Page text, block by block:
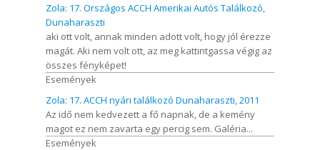
Zola: 17. Országos ACCH Amerikai Autós Találkozó,
Dunaharaszti
aki ott volt, annak minden adott volt, hogy jól érezze
magát. Aki nem volt ott, az meg kattintgassa végig az
összes fényképet!
Események
Zola: 17. ACCH nyári találkozó Dunaharaszti, 2011
Az idő nem kedvezett a fő napnak, de a kemény
magot ez nem zavarta egy percig sem. Galéria...
Események